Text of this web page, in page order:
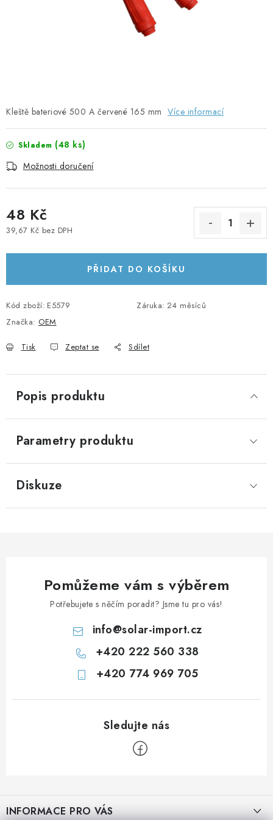
KONTAKTY
POŠTOVNÉ A DOPRAVA
OBCHODNÍ PODMÍNKY
OLOVĚNÉ A LITHIOVÉ BATERIE
SOLÁRNÍ NABÍJEČKY
SOLÁRNÍ REGULÁTORY
MĚNIČE NAPĚTÍ
OVLÁDÁNÍ A MONITORING
JIŠTĚNÍ DC
KABELY A KONEKTORY
POWERBANKY
PŘÍSLUŠENSTVÍ
Prodejna NEHVIZDY
Prodejna ÚSTÍ n. LABEM
KONTAKTY
POŠTOVNÉ A DOPRAVA
OBCHODNÍ PODMÍNKY
OVĚŘOVÁNÍ RECENZÍ
ZPĚTNÝ ODBĚR ELEKTROZAŘÍZENÍ, BATERIÍ A
Kleště bateriové 500 A červené 165 mm Více informací
Skladem (48 ks)
Možnosti doručení
48 Kč
39,67 Kč bez DPH
PŘIDAT DO KOŠÍKU
Kód zboží: E5579 Záruka: 24 měsíců
Značka: OEM
Tisk Zeptat se Sdílet
Popis produktu
Parametry produktu
Diskuze
Pomůžeme vám s výběrem
Potřebujete s něčím poradit? Jsme tu pro vás!
info@solar-import.cz
+420 222 560 338
+420 774 969 705
INFORMACE PRO VÁS